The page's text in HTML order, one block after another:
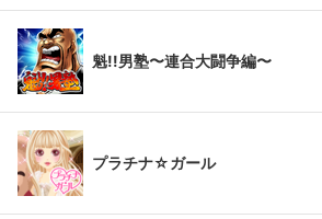
魁!!男塾〜連合大闘争編〜
プラチナ☆ガール